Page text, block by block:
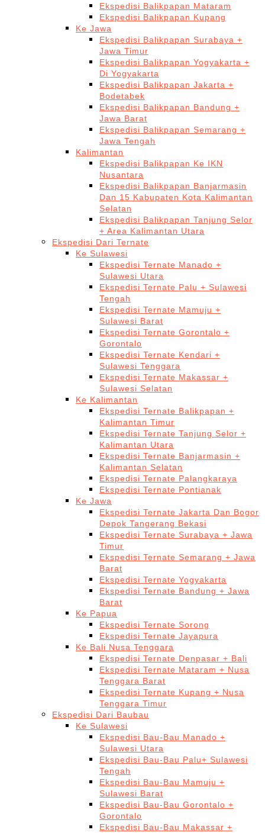
Ekspedisi Balikpapan Mataram
Ekspedisi Balikpapan Kupang
Ke Jawa
Ekspedisi Balikpapan Surabaya +
Jawa Timur
Ekspedisi Balikpapan Yogyakarta +
Di Yogyakarta
Ekspedisi Balikpapan Jakarta +
Bodetabek
Ekspedisi Balikpapan Bandung +
Jawa Barat
Ekspedisi Balikpapan Semarang +
Jawa Tengah
Kalimantan
Ekspedisi Balikpapan Ke IKN
Nusantara
Ekspedisi Balikpapan Banjarmasin
Dan 15 Kabupaten Kota Kalimantan
Selatan
Ekspedisi Balikpapan Tanjung Selor
+ Area Kalimantan Utara
Ekspedisi Dari Ternate
Ke Sulawesi
Ekspedisi Ternate Manado +
Sulawesi Utara
Ekspedisi Ternate Palu + Sulawesi
Tengah
Ekspedisi Ternate Mamuju +
Sulawesi Barat
Ekspedisi Ternate Gorontalo +
Gorontalo
Ekspedisi Ternate Kendari +
Sulawesi Tenggara
Ekspedisi Ternate Makassar +
Sulawesi Selatan
Ke Kalimantan
Ekspedisi Ternate Balikpapan +
Kalimantan Timur
Ekspedisi Ternate Tanjung Selor +
Kalimantan Utara
Ekspedisi Ternate Banjarmasin +
Kalimantan Selatan
Ekspedisi Ternate Palangkaraya
Ekspedisi Ternate Pontianak
Ke Jawa
Ekspedisi Ternate Jakarta Dan Bogor
Depok Tangerang Bekasi
Ekspedisi Ternate Surabaya + Jawa
Timur
Ekspedisi Ternate Semarang + Jawa
Barat
Ekspedisi Ternate Yogyakarta
Ekspedisi Ternate Bandung + Jawa
Barat
Ke Papua
Ekspedisi Ternate Sorong
Ekspedisi Ternate Jayapura
Ke Bali Nusa Tenggara
Ekspedisi Ternate Denpasar + Bali
Ekspedisi Ternate Mataram + Nusa
Tenggara Barat
Ekspedisi Ternate Kupang + Nusa
Tenggara Timur
Ekspedisi Dari Baubau
Ke Sulawesi
Ekspedisi Bau-Bau Manado +
Sulawesi Utara
Ekspedisi Bau-Bau Palu+ Sulawesi
Tengah
Ekspedisi Bau-Bau Mamuju +
Sulawesi Barat
Ekspedisi Bau-Bau Gorontalo +
Gorontalo
Ekspedisi Bau-Bau Makassar +